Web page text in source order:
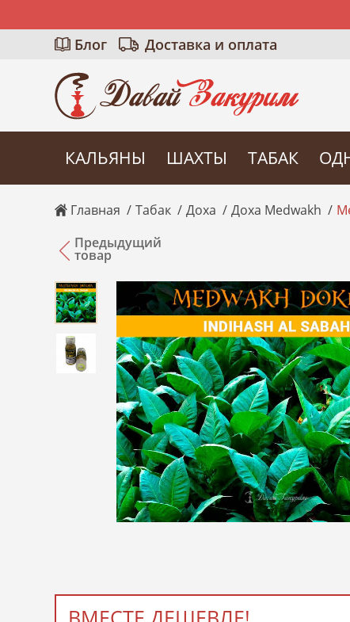
Блог Доставка и оплата
КАЛЬЯНЫ ШАХТЫ ТАБАК
Главная Табак Доха Доха Medwakh
Предыдущий
товар